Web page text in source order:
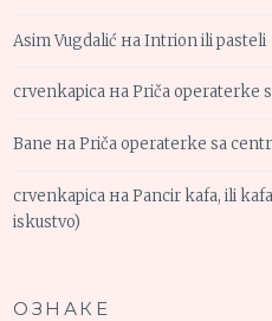
Asim Vugdalić наIntrion ili pasteli
crvenkapica наPriča operaterke
Bane наPriča operaterke sa
crvenkapica наPancir kafa, ili
iskustvo)
ОЗНАКЕ